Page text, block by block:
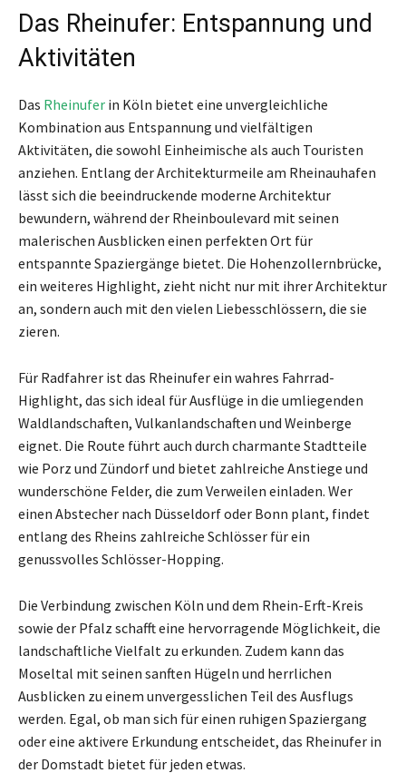
Das Rheinufer: Entspannung und
Aktivitäten
Das Rheinufer in Köln bietet eine unvergleichliche
Kombination aus Entspannung und vielfältigen
Aktivitäten, die sowohl Einheimische als auch Touristen
anziehen. Entlang der Architekturmeile am Rheinauhafen
lässt sich die beeindruckende moderne Architektur
bewundern, während der Rheinboulevard mit seinen
malerischen Ausblicken einen perfekten Ort für
entspannte Spaziergänge bietet. Die Hohenzollernbrücke,
ein weiteres Highlight, zieht nicht nur mit ihrer Architektur
an, sondern auch mit den vielen Liebesschlössern, die sie
zieren.
Für Radfahrer ist das Rheinufer ein wahres Fahrrad-
Highlight, das sich ideal für Ausflüge in die umliegenden
Waldlandschaften, Vulkanlandschaften und Weinberge
eignet. Die Route führt auch durch charmante Stadtteile
wie Porz und Zündorf und bietet zahlreiche Anstiege und
wunderschöne Felder, die zum Verweilen einladen. Wer
einen Abstecher nach Düsseldorf oder Bonn plant, findet
entlang des Rheins zahlreiche Schlösser für ein
genussvolles Schlösser-Hopping.
Die Verbindung zwischen Köln und dem Rhein-Erft-Kreis
sowie der Pfalz schafft eine hervorragende Möglichkeit, die
landschaftliche Vielfalt zu erkunden. Zudem kann das
Moseltal mit seinen sanften Hügeln und herrlichen
Ausblicken zu einem unvergesslichen Teil des Ausflugs
werden. Egal, ob man sich für einen ruhigen Spaziergang
oder eine aktivere Erkundung entscheidet, das Rheinufer in
der Domstadt bietet für jeden etwas.